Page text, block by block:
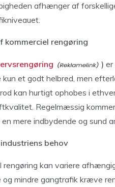
afhænger af
​​kommerciel rengøring
) er
kun et godt helbred, men
kan hurtigt ophobes i
Regelmæssig
mere indbydende og sund
behov
rengøring kan variere
mindre gangtrafik kræve